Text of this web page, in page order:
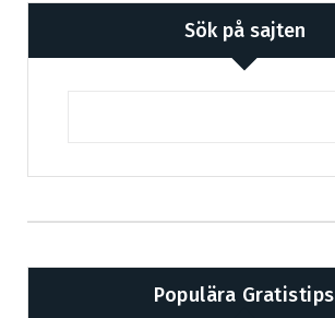
Sök på sajten
Populära Gratistips